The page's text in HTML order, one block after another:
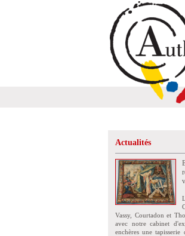
Actualités
Vassy, Courtadon et
avec notre cabinet
enchères une